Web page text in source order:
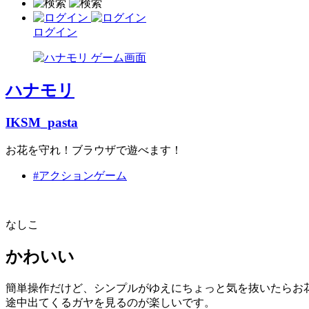
ログイン
ハナモリ
IKSM_pasta
お花を守れ！ブラウザで遊べます！
#アクションゲーム
なしこ
かわいい
簡単操作だけど、シンプルがゆえにちょっと気を抜いたらお
途中出てくるガヤを見るのが楽しいです。